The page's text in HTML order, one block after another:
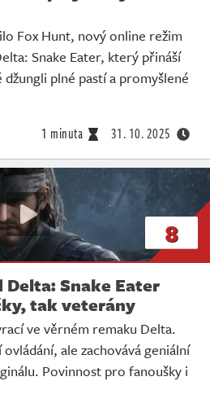
Fox Hunt, nový online režim
Snake Eater, který přináší
plné pastí a promyšlené
1 minuta 31. 10. 2025
8
Delta: Snake Eater
tak veterány
ve věrném remaku Delta.
ale zachovává geniální
Povinnost pro fanoušky i